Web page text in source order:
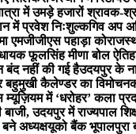
में उमड़े हजारों श्रावक-
में प्रवेश निःशुल्कगिव अप
एमजीजीएस पहाड़ा को
फूलसिंह मीणा बोल
बंद नहीं की गई हैउदयपुर के
बहुमुखी कैलेण्डर का विमोचन
में ‘धरोहर’ कला
बाजी, उदयपुर में राज्यपाल
बने अध्यक्षयूको बैंक भूपालपुरा